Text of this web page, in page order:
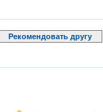
Рекомендовать другу